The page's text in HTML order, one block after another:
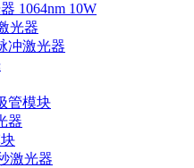
1064nm 10W
光器
冲激光器
管模块
器
激光器